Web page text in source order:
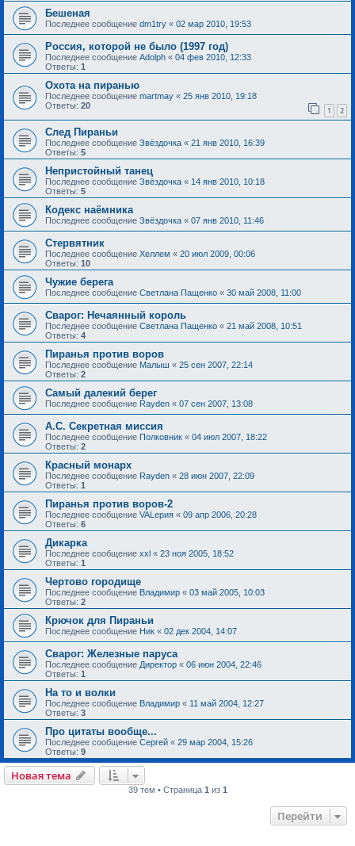
Бешеная
Последнее сообщение dm1try « 02 мар 2010, 19:53
Россия, которой не было (1997 год)
Последнее сообщение Adolph « 04 фев 2010, 12:33
Ответы: 1
Охота на пиранью
Последнее сообщение martmay « 25 янв 2010, 19:18
Ответы: 20 1 2
След Пираньи
Последнее сообщение Звёздочка « 21 янв 2010, 16:39
Ответы: 5
Непристойный танец
Последнее сообщение Звёздочка « 14 янв 2010, 10:18
Ответы: 5
Кодекс наёмника
Последнее сообщение Звёздочка « 07 янв 2010, 11:46
Стервятник
Последнее сообщение Хеллем « 20 июл 2009, 00:06
Ответы: 10
Чужие берега
Последнее сообщение Светлана Пащенко « 30 май 2008, 11:00
Сварог: Нечаянный король
Последнее сообщение Светлана Пащенко « 21 май 2008, 10:51
Ответы: 4
Пиранья против воров
Последнее сообщение Малыш « 25 сен 2007, 22:14
Ответы: 2
Самый далекий берег
Последнее сообщение Rayden « 07 сен 2007, 13:08
А.С. Секретная миссия
Последнее сообщение Полковник « 04 июл 2007, 18:22
Ответы: 2
Красный монарх
Последнее сообщение Rayden « 28 июн 2007, 22:09
Ответы: 1
Пиранья против воров-2
Последнее сообщение VALерия « 09 апр 2006, 20:28
Ответы: 6
Дикарка
Последнее сообщение xxl « 23 ноя 2005, 18:52
Ответы: 1
Чертово городище
Последнее сообщение Владимир « 03 май 2005, 10:03
Ответы: 2
Крючок для Пираньи
Последнее сообщение Ник « 02 дек 2004, 14:07
Сварог: Железные паруса
Последнее сообщение Директор « 06 июн 2004, 22:46
Ответы: 1
На то и волки
Последнее сообщение Владимир « 11 май 2004, 12:27
Ответы: 3
Про цитаты вообще...
Последнее сообщение Сергей « 29 мар 2004, 15:26
Ответы: 9
Новая тема
39 тем • Страница 1 из 1
Перейти